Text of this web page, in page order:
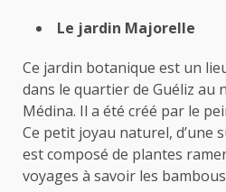
Le jardin Majorelle
Ce jardin botanique est un
dans le quartier de Guéliz au
Médina. Il a été créé par le
Ce petit joyau naturel, d’une
est composé de plantes
voyages à savoir les